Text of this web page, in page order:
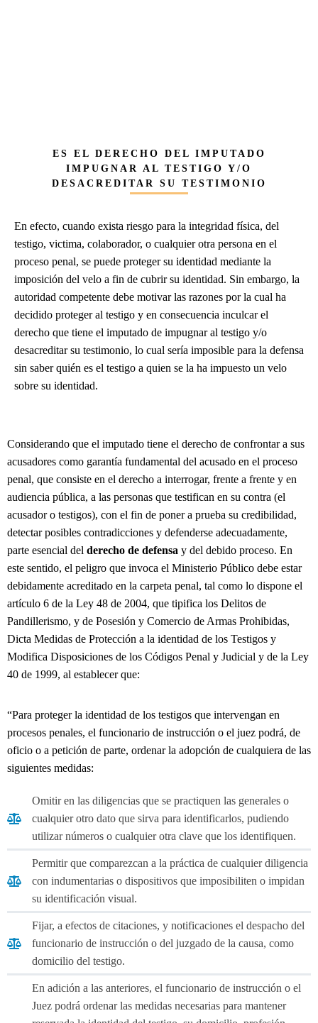
ES EL DERECHO DEL IMPUTADO
IMPUGNAR AL TESTIGO Y/O
DESACREDITAR SU TESTIMONIO
En efecto, cuando exista riesgo para la integridad física, del
testigo, victima, colaborador, o cualquier otra persona en el
proceso penal, se puede proteger su identidad mediante la
imposición del velo a fin de cubrir su identidad. Sin embargo, la
autoridad competente debe motivar las razones por la cual ha
decidido proteger al testigo y en consecuencia inculcar el
derecho que tiene el imputado de impugnar al testigo y/o
desacreditar su testimonio, lo cual sería imposible para la defensa
sin saber quién es el testigo a quien se la ha impuesto un velo
sobre su identidad.
Considerando que el imputado tiene el derecho de confrontar a sus
acusadores como garantía fundamental del acusado en el proceso
penal, que consiste en el derecho a interrogar, frente a frente y en
audiencia pública, a las personas que testifican en su contra (el
acusador o testigos), con el fin de poner a prueba su credibilidad,
detectar posibles contradicciones y defenderse adecuadamente,
parte esencial del derecho de defensa y del debido proceso. En
este sentido, el peligro que invoca el Ministerio Público debe estar
debidamente acreditado en la carpeta penal, tal como lo dispone el
artículo 6 de la Ley 48 de 2004, que tipifica los Delitos de
Pandillerismo, y de Posesión y Comercio de Armas Prohibidas,
Dicta Medidas de Protección a la identidad de los Testigos y
Modifica Disposiciones de los Códigos Penal y Judicial y de la Ley
40 de 1999, al establecer que:
“Para proteger la identidad de los testigos que intervengan en
procesos penales, el funcionario de instrucción o el juez podrá, de
oficio o a petición de parte, ordenar la adopción de cualquiera de las
siguientes medidas:
Omitir en las diligencias que se practiquen las generales o
cualquier otro dato que sirva para identificarlos, pudiendo
utilizar números o cualquier otra clave que los identifiquen.
Permitir que comparezcan a la práctica de cualquier diligencia
con indumentarias o dispositivos que imposibiliten o impidan
su identificación visual.
Fijar, a efectos de citaciones, y notificaciones el despacho del
funcionario de instrucción o del juzgado de la causa, como
domicilio del testigo.
En adición a las anteriores, el funcionario de instrucción o el
Juez podrá ordenar las medidas necesarias para mantener